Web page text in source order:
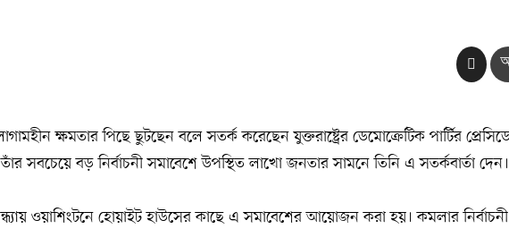
ক্ষমতার পিছে ছুটছেন বলে সতর্ক করেছেন যুক্তরাষ্ট্রের ডেমোক্রেটিক পার্টির
সবচেয়ে বড় নির্বাচনী সমাবেশে উপস্থিত লাখো জনতার সামনে তিনি এ সতর্কবার্তা দেন।
ওয়াশিংটনে হোয়াইট হাউসের কাছে এ সমাবেশের আয়োজন করা হয়। কমলার নির্বাচনী